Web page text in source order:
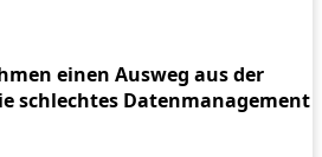
einen Ausweg aus der
schlechtes Datenmanagement